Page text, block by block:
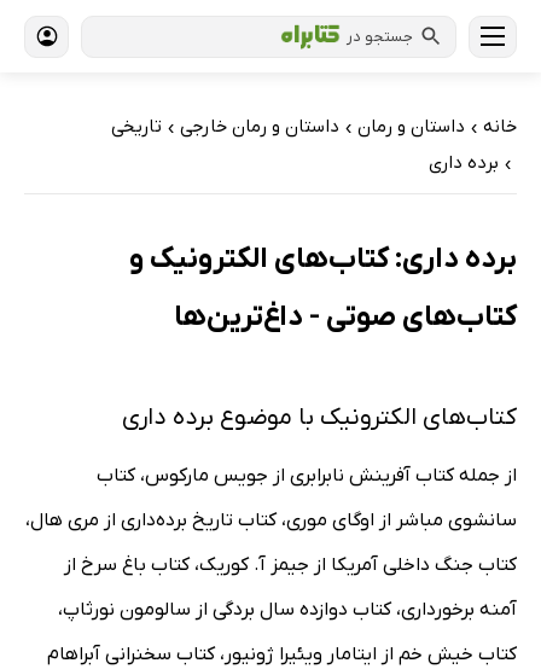
جستجو در
خانه › داستان و رمان › داستان و رمان خارجی › تاریخی
› برده داری
برده داری: کتاب‌های الکترونیک و
کتاب‌های صوتی - داغ‌ترین‌ها
کتاب‌های الکترونیک با موضوع برده داری
از جمله کتاب آفرینش نابرابری از جویس مارکوس، کتاب
سانشوی مباشر از اوگای موری، کتاب تاریخ برده‌داری از مری هال،
کتاب جنگ داخلی آمریکا از جیمز آ. کوریک، کتاب باغ سرخ از
آمنه برخورداری، کتاب دوازده سال بردگی از سالومون نورثاپ،
کتاب خیش خم از ایتامار ویئیرا ژونیور، کتاب سخنرانی آبراهام